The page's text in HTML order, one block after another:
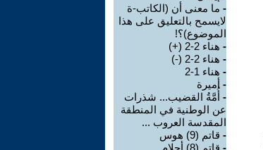
- ما معنى أن (الكاتب-ة
لايسمح بالتعليق على هذا
الموضوع)؟!
- هناء 2-2 (+)
- هناء 2-2 (-)
- هناء 1-2
- أميرة
- أُمَّةُ القضيب... شذرات
عن الوطنية في المنطقة
المقدسة العروب ...
- قاتم (9) هوس
- قاتم (8) أحلام